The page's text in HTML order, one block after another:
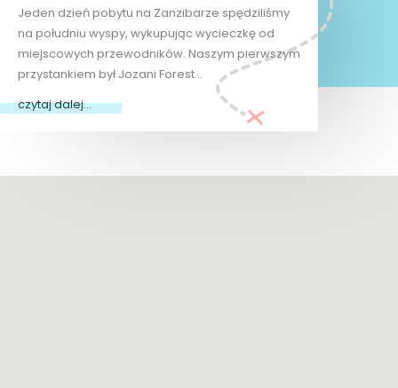
Jeden dzień pobytu na Zanzibarze spędziliśmy
na południu wyspy, wykupując wycieczkę od
miejscowych przewodników. Naszym pierwszym
przystankiem był Jozani Forest…
czytaj dalej...